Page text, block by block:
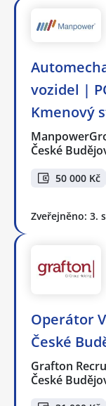
vozidel |
Kmenový
České
50 000 Kč
Zveřejněno: 3.
Operátor
České
Grafton
České